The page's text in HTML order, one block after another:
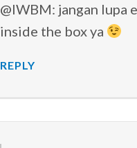
@IWBM: jangan lupa
inside the box ya
REPLY